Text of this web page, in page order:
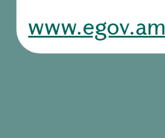
www.egov.am